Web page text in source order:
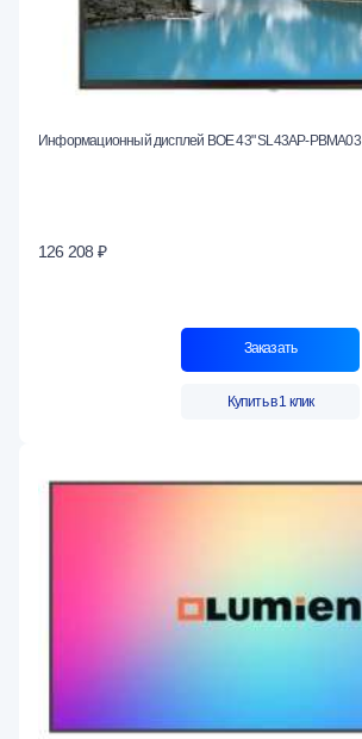
Информационный дисплей BOE 43" SL43AP-PBMA03
126 208 ₽
Заказать
Купить в 1 клик